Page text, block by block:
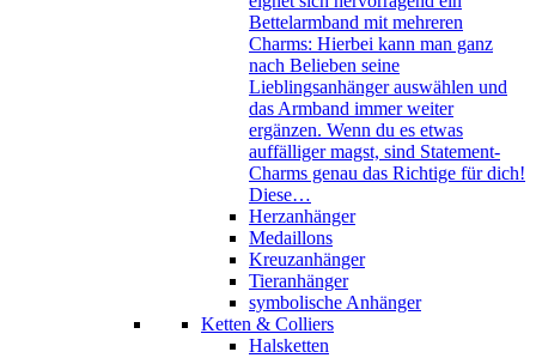
Bettelarmband mit mehreren
Charms: Hierbei kann man ganz
nach Belieben seine
Lieblingsanhänger auswählen und
das Armband immer weiter
ergänzen. Wenn du es etwas
auffälliger magst, sind Statement-
Charms genau das Richtige für dich!
Diese…
Herzanhänger
Medaillons
Kreuzanhänger
Tieranhänger
symbolische Anhänger
Ketten & Colliers
Halsketten